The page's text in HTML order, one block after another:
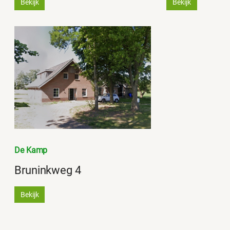
Bekijk Bekijk
De Kamp
Bruninkweg 4
Bekijk